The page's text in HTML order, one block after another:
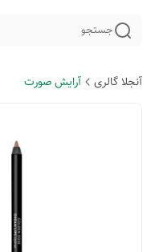
جستجو
آنجلا گالری آرایش صورت